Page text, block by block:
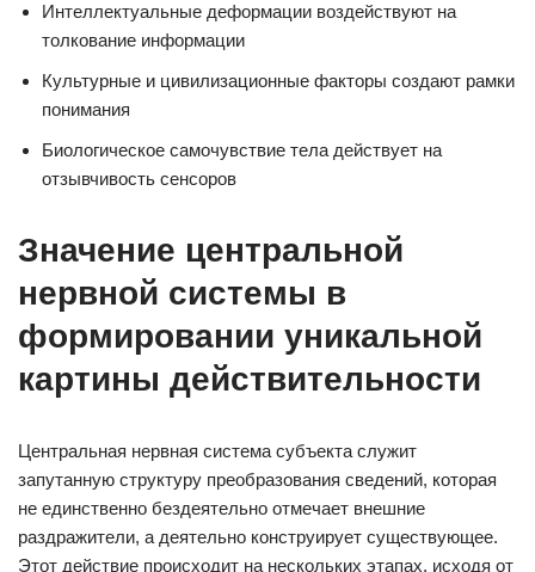
Интеллектуальные деформации воздействуют на
толкование информации
Культурные и цивилизационные факторы создают рамки
понимания
Биологическое самочувствие тела действует на
отзывчивость сенсоров
Значение центральной
нервной системы в
формировании уникальной
картины действительности
Центральная нервная система субъекта служит
запутанную структуру преобразования сведений, которая
не единственно бездеятельно отмечает внешние
раздражители, а деятельно конструирует существующее.
Этот действие происходит на нескольких этапах, исходя от